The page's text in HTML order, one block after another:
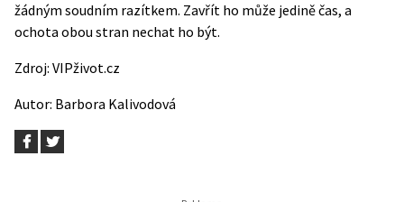
žádným soudním razítkem. Zavřít ho může jedině čas, a
ochota obou stran nechat ho být.
Zdroj: VIPživot.cz
Autor: Barbora Kalivodová